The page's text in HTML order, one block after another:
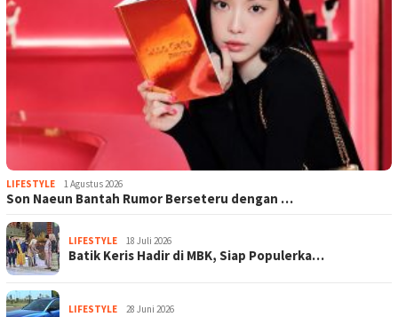
LIFESTYLE 1 Agustus 2026
Son Naeun Bantah Rumor Berseteru dengan …
LIFESTYLE 18 Juli 2026
Batik Keris Hadir di MBK, Siap Populerka…
LIFESTYLE 28 Juni 2026